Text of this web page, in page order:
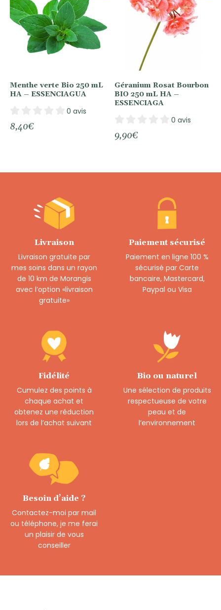
Menthe verte Bio 250 mL
HA – ESSENCIAGUA
0 avis
8,40€
Géranium Rosat Bourbon
BIO 250 mL HA –
ESSENCIAGA
0 avis
9,90€
Livraison
Livraison gratuite par
mes soins dans un rayon
de 10 km de Morangis
avec l’option «livraison
gratuite»
Paiement sécurisé
Paiement en ligne 100 %
sécurisé par Carte
bancaire, Mastercard,
Paypal ou Visa
Fidélité
Cumulez des points à
chaque achat et
obtenez une réduction
lors de l’achat suivant
Bio ou naturel
Une sélection de produits
respectueuse de votre
peau et de
l’environnement
Besoin d’aide ?
Contactez-moi par mail
ou téléphone, je me ferai
un plaisir de vous
conseiller